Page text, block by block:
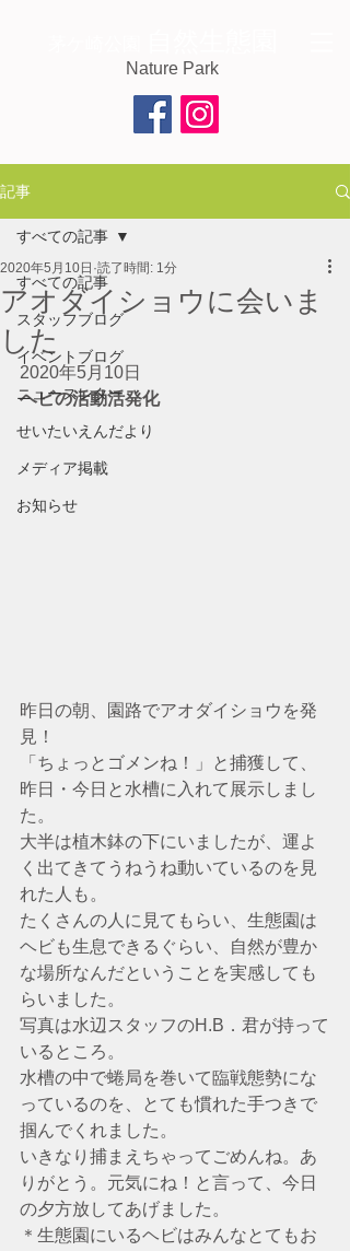
Nature Park
記事
すべての記事
スタッフブログ
イベントブログ
ニュースレター
せいたいえんだより
メディア掲載
お知らせ
すべての記事
アオダイショウに会いま
した
2020年5月10日 読了時間: 1分
2020年5月10日
ヘビの活動活発化
昨日の朝、園路でアオダイショウを発
見！
「ちょっとゴメンね！」と捕獲して、
昨日・今日と水槽に入れて展示しまし
た。
大半は植木鉢の下にいましたが、運よ
く出てきてうねうね動いているのを見
れた人も。
たくさんの人に見てもらい、生態園は
ヘビも生息できるぐらい、自然が豊か
な場所なんだということを実感しても
らいました。
写真は水辺スタッフのH.B．君が持って
いるところ。
水槽の中で蜷局を巻いて臨戦態勢にな
っているのを、とても慣れた手つきで
掴んでくれました。
いきなり捕まえちゃってごめんね。あ
りがとう。元気にね！と言って、今日
の夕方放してあげました。
＊生態園にいるヘビはみんなとてもお